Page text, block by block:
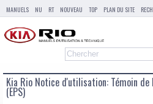
MANUELS NU RT NOUVEAU TOP PLAN DU SITE
Kia Rio Notice d'utilisation: Témoin
(EPS)